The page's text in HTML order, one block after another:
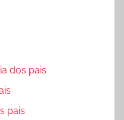
dos pais
pais